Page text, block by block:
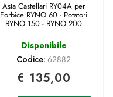
Asta Castellari RY04A per
Forbice RYNO 60 - Potatori
RYNO 150 - RYNO 200
Disponibile
Codice: 62882
€ 135,00